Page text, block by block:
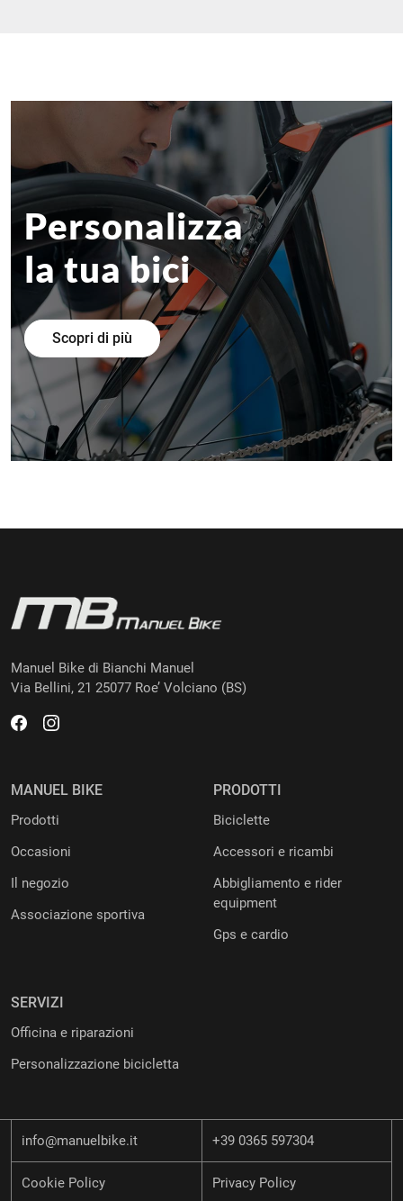
Personalizza
la tua bici
Scopri di più
Manuel Bike di Bianchi Manuel
Via Bellini, 21 25077 Roe’ Volciano (BS)
MANUEL BIKE
Prodotti
Occasioni
Il negozio
Associazione sportiva
PRODOTTI
Biciclette
Accessori e ricambi
Abbigliamento e rider
equipment
Gps e cardio
SERVIZI
Officina e riparazioni
Personalizzazione bicicletta
info@manuelbike.it +39 0365 597304
Cookie Policy Privacy Policy